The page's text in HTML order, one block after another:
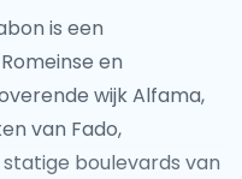
is een
en
wijk Alfama,
van Fado,
boulevards van